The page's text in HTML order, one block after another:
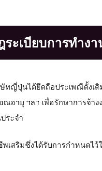
ะเบียบการทำง
ทญี่ปุ่นได้ยึดถือประเพณีดั้งเ
อายุ ฯลฯ เพื่อรักษาการจ้า
ระจำ
สริมซึ่งได้รับการกำหนดไว้